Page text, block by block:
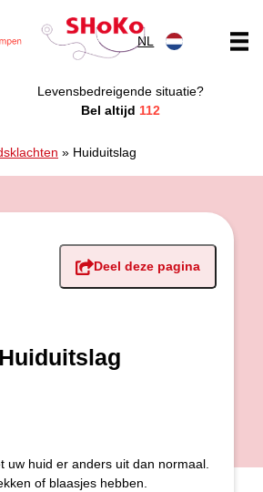
NL
Levensbedreigende situatie?
Bel altijd 112
» Huiduitslag
Deel deze pagina
Huiduitslag
uw huid er anders uit dan normaal.
of blaasjes hebben.